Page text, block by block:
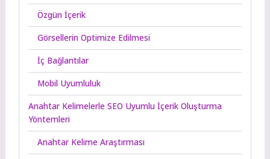
Özgün İçerik
Görsellerin Optimize Edilmesi
İç Bağlantılar
Mobil Uyumluluk
Anahtar Kelimelerle SEO Uyumlu İçerik Oluşturma
Yöntemleri
Anahtar Kelime Araştırması